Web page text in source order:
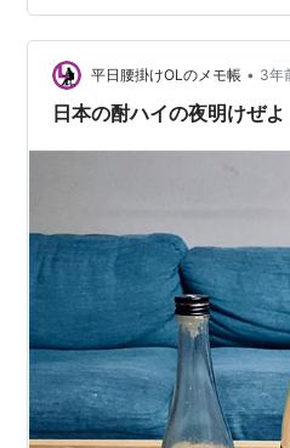
割り、お湯割りなど、さまざ
が、芋焼酎はお湯割りにする
香りがより一層引き立ちます
の味わいを楽しむのもいいか
平日腰掛けOLのメモ帳 • 3年
日本の酎ハイの夜明けぜ